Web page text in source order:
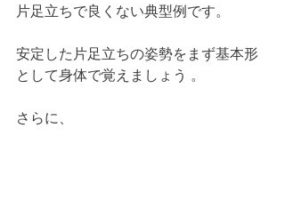
片足立ちで良くない典型例です。
安定した片足立ちの姿勢をまず基本形
として身体で覚えましょう 。
さらに、